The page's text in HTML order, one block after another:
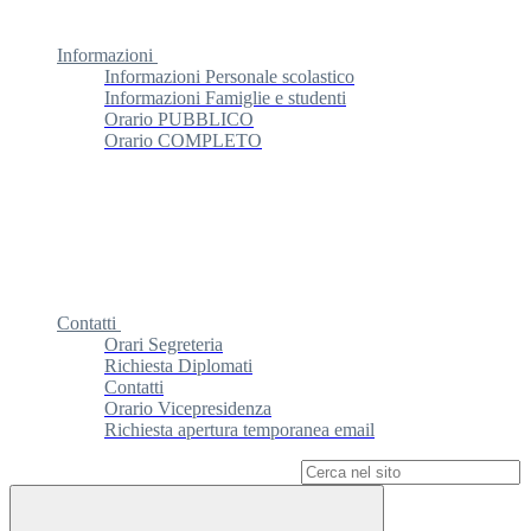
Informazioni
Informazioni Personale scolastico
Informazioni Famiglie e studenti
Orario PUBBLICO
Orario COMPLETO
Contatti
Orari Segreteria
Richiesta Diplomati
Contatti
Orario Vicepresidenza
Richiesta apertura temporanea email